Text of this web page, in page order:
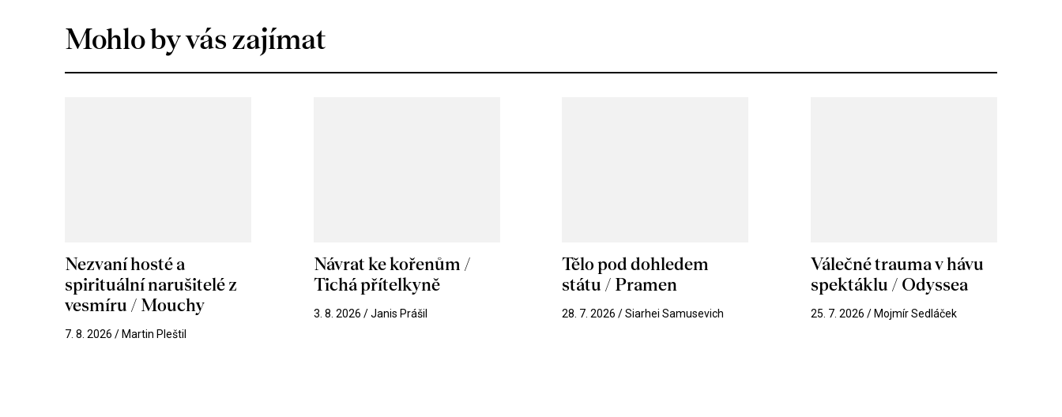
Mohlo by vás zajímat
Nezvaní hosté a
spirituální narušitelé z
vesmíru / Mouchy
7. 8. 2026 / Martin Pleštil
Návrat ke kořenům /
Tichá přítelkyně
3. 8. 2026 / Janis Prášil
Tělo pod dohledem
státu / Pramen
28. 7. 2026 / Siarhei Samusevich
Válečné trauma v hávu
spektáklu / Odyssea
25. 7. 2026 / Mojmír Sedláček